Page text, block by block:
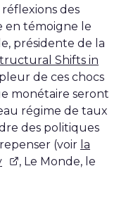
des
en témoigne le
présidente de la
Shifts in
de ces chocs
monétaire seront
régime de taux
des politiques
(voir la
, Le Monde, le